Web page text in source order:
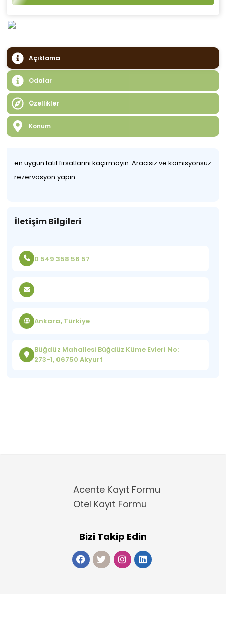
Açıklama
Odalar
Özellikler
Konum
en uygun tatil fırsatlarını kaçırmayın. Aracısız ve komisyonsuz
rezervasyon yapın.
İletişim Bilgileri
0 549 358 56 57
Ankara, Türkiye
Büğdüz Mahallesi Büğdüz Küme Evleri No:
273-1, 06750 Akyurt
Acente Kayıt Formu
Otel Kayıt Formu
Bizi Takip Edin